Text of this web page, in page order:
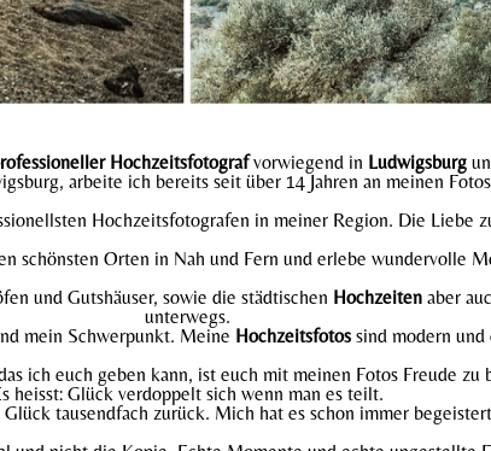
Hochzeitsfotografvorwiegend in Ludwigsburg
arbeite ich bereits seit über 14 Jahren an meinen
Hochzeitsfotografen in meiner Region. Die Liebe
schönsten Orten in Nah und Fern und erlebe wundervolle
und Gutshäuser, sowie die städtischen Hochzeiten aber
unterwegs.
mein Schwerpunkt. Meine Hochzeitsfotos sind modern und
ich euch geben kann, ist euch mit meinen Fotos Freude zu
heisst: Glück verdoppelt sich wenn man es teilt.
tausendfach zurück. Mich hat es schon immer